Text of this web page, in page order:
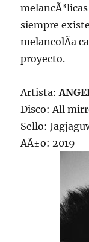
siempre
melancolÃ­a
proyecto.
Artista:
Disco: All
Sello:
AÃ±o: 2019